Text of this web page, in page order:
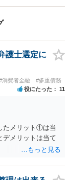
護士選定に
消費者金融 #多重債務
役にたった 11
たメリット①は当
メリットは当て